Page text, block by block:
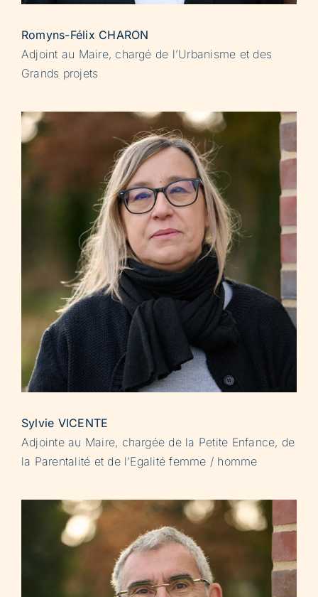
Romyns-Félix CHARON
Adjoint au Maire, chargé de l’Urbanisme et des
Grands projets
Sylvie VICENTE
Adjointe au Maire, chargée de la Petite Enfance, de
la Parentalité et de l’Egalité femme / homme